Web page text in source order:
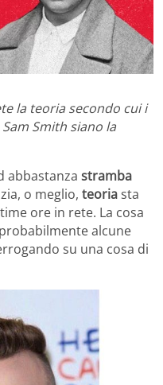
la teoria secondo cui i
Smith siano la
abbastanza stramba
o meglio, teoriasta
ore in rete. La cosa
alcune
su una cosa di